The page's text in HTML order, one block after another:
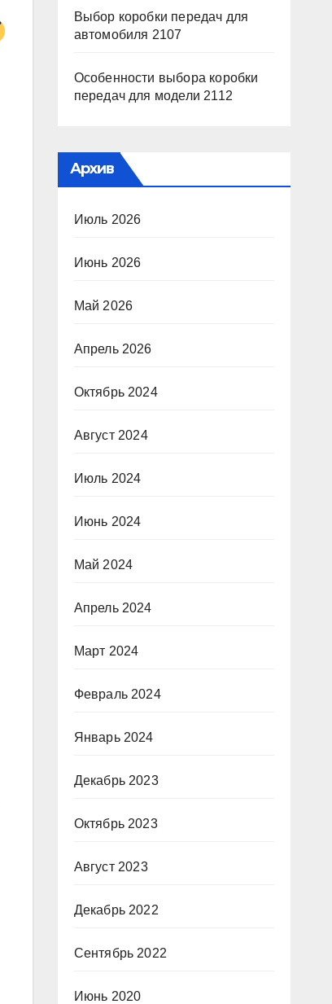
Выбор коробки передач для
автомобиля 2107
Особенности выбора коробки
передач для модели 2112
Архив
Июль 2026
Июнь 2026
Май 2026
Апрель 2026
Октябрь 2024
Август 2024
Июль 2024
Июнь 2024
Май 2024
Апрель 2024
Март 2024
Февраль 2024
Январь 2024
Декабрь 2023
Октябрь 2023
Август 2023
Декабрь 2022
Сентябрь 2022
Июнь 2020